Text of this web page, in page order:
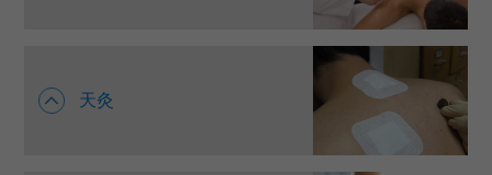
天灸